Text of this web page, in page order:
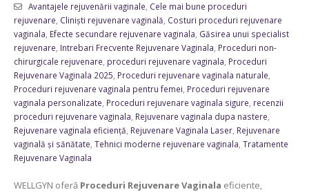
Avantajele rejuvenării vaginale Cele mai bune proceduri
rejuvenare Cliniști rejuvenare vaginală Costuri proceduri rejuvenare
vaginala Efecte secundare rejuvenare vaginala Găsirea unui specialist
rejuvenare Intrebari Frecvente Rejuvenare Vaginala Proceduri non-
chirurgicale rejuvenare proceduri rejuvenare vaginala Proceduri
Rejuvenare Vaginala 2025 Proceduri rejuvenare vaginala naturale
Proceduri rejuvenare vaginala pentru femei Proceduri rejuvenare
vaginala personalizate Proceduri rejuvenare vaginala sigure recenzii
proceduri rejuvenare vaginala Rejuvenare vaginala dupa nastere
Rejuvenare vaginala eficiență Rejuvenare Vaginala Laser Rejuvenare
vaginală și sănătate Tehnici moderne rejuvenare vaginala Tratamente
Rejuvenare Vaginala
WELLGYN oferă Proceduri Rejuvenare Vaginala eficiente,